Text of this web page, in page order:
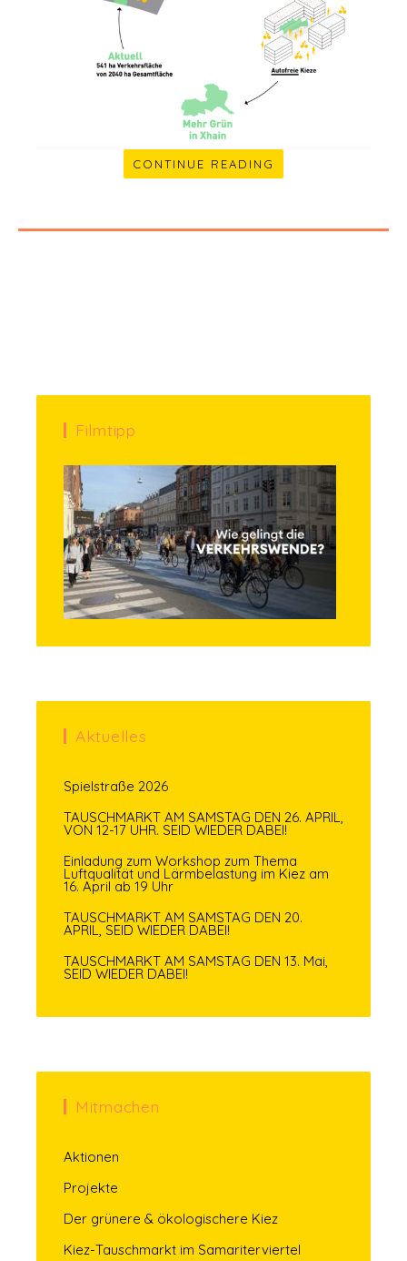
CONTINUE READING
Filmtipp
Aktuelles
Spielstraße 2026
TAUSCHMARKT AM SAMSTAG DEN 26. APRIL,
VON 12-17 UHR. SEID WIEDER DABEI!
Einladung zum Workshop zum Thema
Luftqualität und Lärmbelastung im Kiez am
16. April ab 19 Uhr
TAUSCHMARKT AM SAMSTAG DEN 20.
APRIL, SEID WIEDER DABEI!
TAUSCHMARKT AM SAMSTAG DEN 13. Mai,
SEID WIEDER DABEI!
Mitmachen
Aktionen
Projekte
Der grünere & ökologischere Kiez
Kiez-Tauschmarkt im Samariterviertel